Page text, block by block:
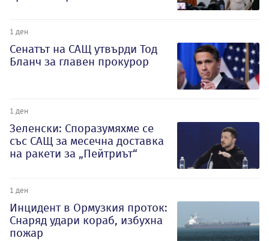
1 ден
Сенатът на САЩ утвърди Тод
Бланч за главен прокурор
1 ден
Зеленски: Споразумяхме се
със САЩ за месечна доставка
на ракети за „Пейтриът“
1 ден
Инцидент в Ормузкия проток:
Снаряд удари кораб, избухна
пожар